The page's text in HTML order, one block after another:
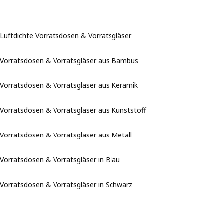
Luftdichte Vorratsdosen & Vorratsgläser
Vorratsdosen & Vorratsgläser aus Bambus
Vorratsdosen & Vorratsgläser aus Keramik
Vorratsdosen & Vorratsgläser aus Kunststoff
Vorratsdosen & Vorratsgläser aus Metall
Vorratsdosen & Vorratsgläser in Blau
Vorratsdosen & Vorratsgläser in Schwarz